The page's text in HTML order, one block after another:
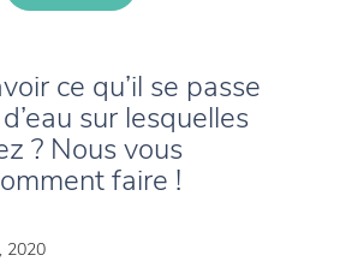
ce qu’il se passe
sur lesquelles
? Nous vous
faire !
2020